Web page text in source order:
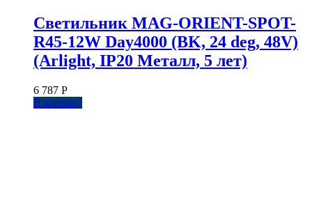
Светильник MAG-ORIENT-SPOT-
R45-12W Day4000 (BK, 24 deg, 48V)
(Arlight, IP20 Металл, 5 лет)
6 787 Р
В корзину